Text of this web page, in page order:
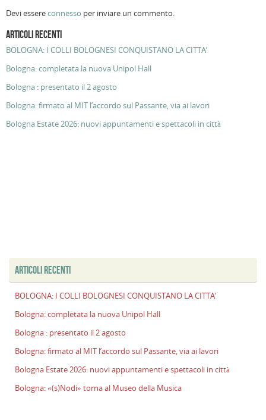
Devi essereconnesso per inviare un commento.
ARTICOLI RECENTI
BOLOGNA: I COLLI BOLOGNESI CONQUISTANO LA CITTA’
Bologna: completata la nuova Unipol Hall
Bologna : presentato il 2 agosto
Bologna: firmato al MIT l’accordo sul Passante, via ai lavori
Bologna Estate 2026: nuovi appuntamenti e spettacoli in città
ARTICOLI RECENTI
BOLOGNA: I COLLI BOLOGNESI CONQUISTANO LA CITTA’
Bologna: completata la nuova Unipol Hall
Bologna : presentato il 2 agosto
Bologna: firmato al MIT l’accordo sul Passante, via ai lavori
Bologna Estate 2026: nuovi appuntamenti e spettacoli in città
Bologna: «(s)Nodi» torna al Museo della Musica